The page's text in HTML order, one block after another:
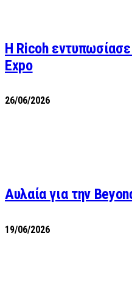
Η Ricoh
Expo
26/06/2026
Αυλαία για την
19/06/2026